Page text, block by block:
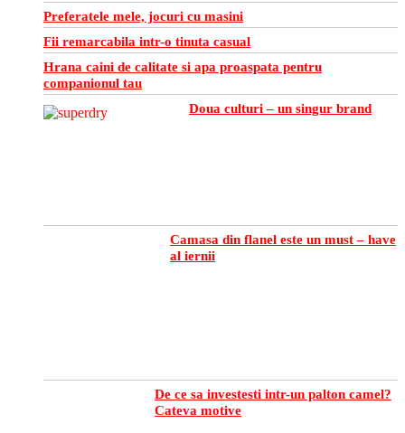
Preferatele mele, jocuri cu masini
Fii remarcabila intr-o tinuta casual
Hrana caini de calitate si apa proaspata pentru
companionul tau
Doua culturi – un singur brand
Camasa din flanel este un must – have
al iernii
De ce sa investesti intr-un palton camel?
Cateva motive